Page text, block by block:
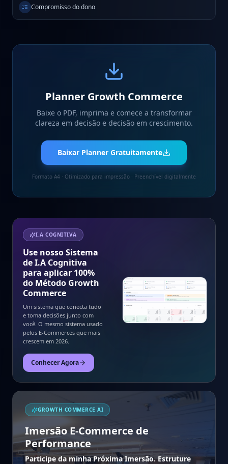
Compromisso do dono
Planner Growth Commerce
Baixe o PDF, imprima e comece a transformar
clareza em decisão e decisão em crescimento.
Baixar Planner Gratuitamente
Formato A4 · Otimizado para impressão · Preenchível digitalmente
I.A COGNITIVA
Use nosso Sistema
de I.A Cognitiva
para aplicar 100%
do Método Growth
Commerce
Um sistema que conecta tudo
e toma decisões junto com
você. O mesmo sistema usado
pelos E-Commerces que mais
crescem em 2026.
Conhecer Agora
GROWTH COMMERCE AI
Imersão E-Commerce de
Performance
Participe da minha Próxima Imersão. Estruture